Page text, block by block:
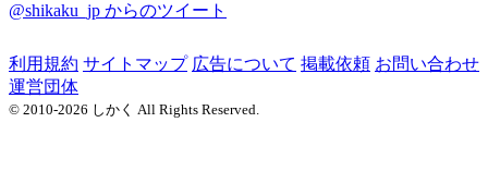
@shikaku_jp からのツイート
利用規約 サイトマップ 広告について 掲載依頼 お問い合わせ
運営団体
© 2010-2026 しかく All Rights Reserved.